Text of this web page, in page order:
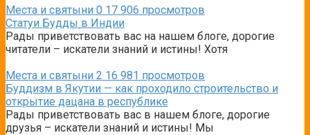
Места и святыни 0 17 906 просмотров
Статуи Будды в Индии
Рады приветствовать вас на нашем блоге, дорогие
читатели – искатели знаний и истины! Хотя
Места и святыни 2 16 981 просмотров
Буддизм в Якутии — как проходило строительство и
открытие дацана в республике
Рады приветствовать вас в нашем блоге, дорогие
друзья – искатели знаний и истины! Мы